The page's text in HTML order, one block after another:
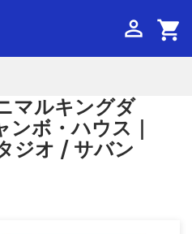
shopping_cart

マルキングダ
ボ・ハウス｜
ジオ / サバン